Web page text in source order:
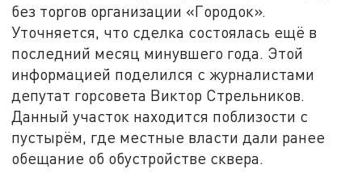
без торгов организации «Городок».
Уточняется, что сделка состоялась ещё в
последний месяц минувшего года. Этой
информацией поделился с журналистами
депутат горсовета Виктор Стрельников.
Данный участок находится поблизости с
пустырём, где местные власти дали ранее
обещание об обустройстве сквера.